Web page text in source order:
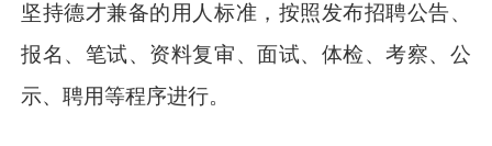
坚持德才兼备的用人标准，按照发布招聘公告、
报名、笔试、资料复审、面试、体检、考察、公
示、聘用等程序进行。